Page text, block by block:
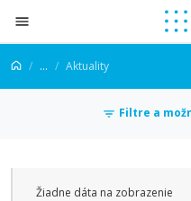
Prejsť na obsah
... Aktuality
Filtre a
Žiadne dáta na zobrazenie